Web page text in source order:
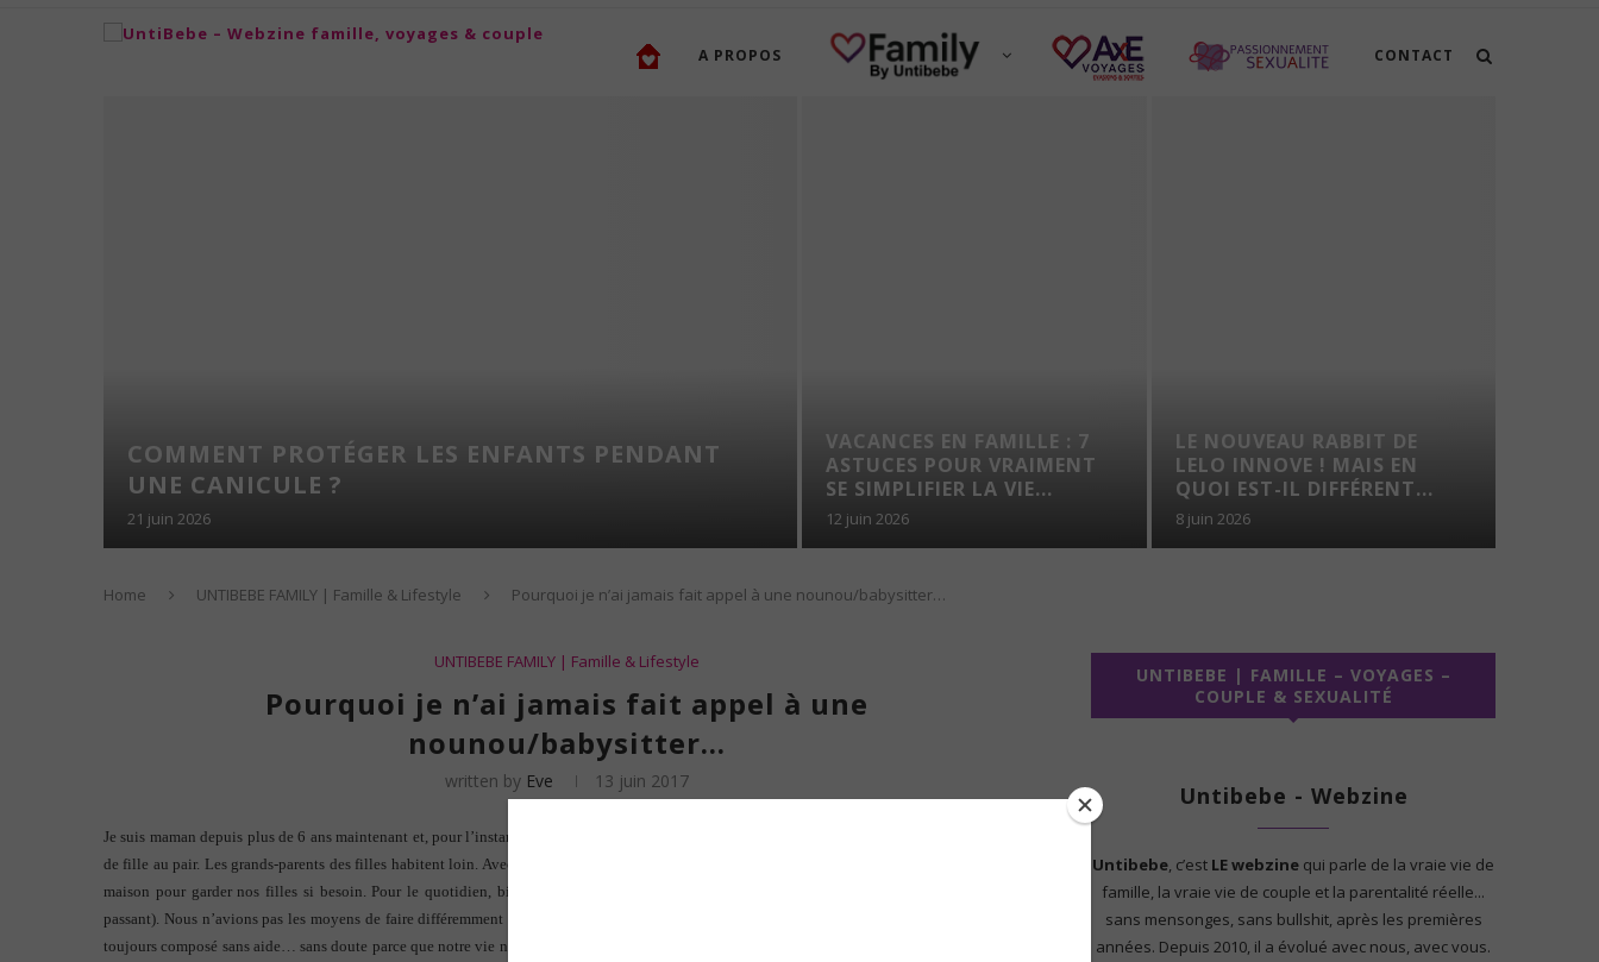
A PROPOS CONTACT
COMMENT PROTÉGER LES ENFANTS PENDANT
UNE CANICULE ?
21 juin 2026
VACANCES EN FAMILLE : 7
ASTUCES POUR VRAIMENT
SE SIMPLIFIER LA VIE...
12 juin 2026
LE NOUVEAU RABBIT DE
LELO INNOVE ! MAIS EN
QUOI EST-IL DIFFÉRENT...
8 juin 2026
Home UNTIBEBE FAMILY | Famille & Lifestyle Pourquoi je n’ai jamais fait appel à une nounou/babysitter…
UNTIBEBE FAMILY | Famille & Lifestyle
Pourquoi je n’ai jamais fait appel à une
nounou/babysitter…
written by Eve 13 juin 2017
Je suis maman depuis plus de 6 ans maintenant et, pour l’instant, nous avons réussi à nous passer de nounou, de babysitter, de garde partagée et
de fille au pair. Les grands-parents des filles habitent loin. Avec ça, nous n’avons pas spécialement d’amis ou connaissances assez proches de la
maison pour garder nos filles si besoin. Pour le quotidien, bien sûr, nous faisions appel aux services d’une crèche (vraiment top soit dit en
passant). Nous n’avions pas les moyens de faire différemment avec 2 activités professionnelles. Pour les autres moments, j
toujours composé sans aide… sans doute parce que notre vie nous le permet… ou peut-être simplement parce que nous faisons en sorte que cela
UNTIBEBE | FAMILLE – VOYAGES –
COUPLE & SEXUALITÉ
Untibebe - Webzine
Untibebe, c’est LE webzine qui parle de la vraie vie de
famille, la vraie vie de couple et la parentalité réelle...
sans mensonges, sans bullshit, après les premières
années. Depuis 2010, il a évolué avec nous, avec vous.